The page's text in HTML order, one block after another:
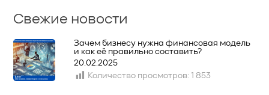
Свежие новости
Зачем бизнесу нужна финансовая модель
и как её правильно составить?
20.02.2025
Количество просмотров: 1 853